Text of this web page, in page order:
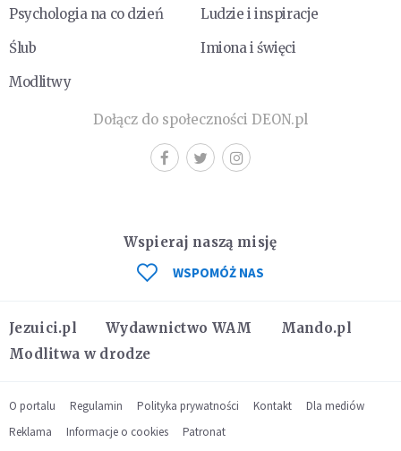
Psychologia na co dzień
Ludzie i inspiracje
Ślub
Imiona i święci
Modlitwy
Dołącz do społeczności DEON.pl
Jezuici.pl Wydawnictwo WAM
Mando.pl
Modlitwa w drodze
Wspieraj naszą misję
WSPOMÓŻ NAS
O portalu Regulamin Polityka prywatności Kontakt
Dla mediów
Reklama
Informacje o cookies Patronat